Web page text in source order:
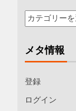
メタ情報
登録
ログイン